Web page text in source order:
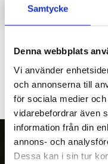
Samtycke
Denna webbplats
Vi använder
och annonserna till
för sociala medier
vidarebefordrar även
information från din
annons- och
Dessa kan i sin tur
LOGGA IN FÖR
Vinschkorg/fäste till